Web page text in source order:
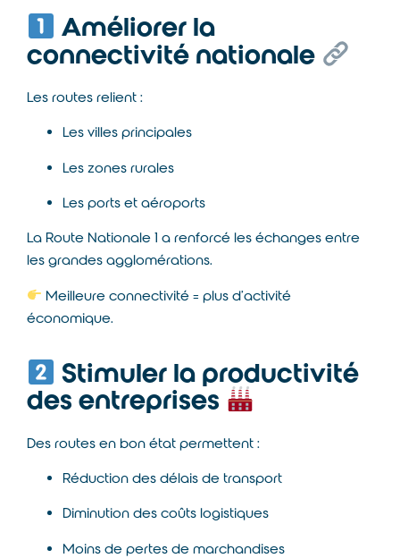
Améliorer la
connectivité nationale
Les routes relient :
Les villes principales
Les zones rurales
Les ports et aéroports
La Route Nationale 1 a renforcé les échanges entre
les grandes agglomérations.
Meilleure connectivité = plus d’activité
économique.
Stimuler la productivité
des entreprises
Des routes en bon état permettent :
Réduction des délais de transport
Diminution des coûts logistiques
Moins de pertes de marchandises